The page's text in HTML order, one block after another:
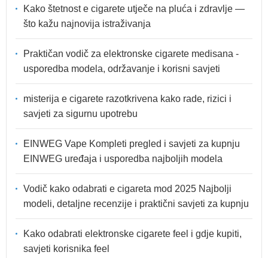
Kako štetnost e cigarete utječe na pluća i zdravlje —
što kažu najnovija istraživanja
Praktičan vodič za elektronske cigarete medisana -
usporedba modela, održavanje i korisni savjeti
misterija e cigarete razotkrivena kako rade, rizici i
savjeti za sigurnu upotrebu
EINWEG Vape Kompleti pregled i savjeti za kupnju
EINWEG uređaja i usporedba najboljih modela
Vodič kako odabrati e cigareta mod 2025 Najbolji
modeli, detaljne recenzije i praktični savjeti za kupnju
Kako odabrati elektronske cigarete feel i gdje kupiti,
savjeti korisnika feel